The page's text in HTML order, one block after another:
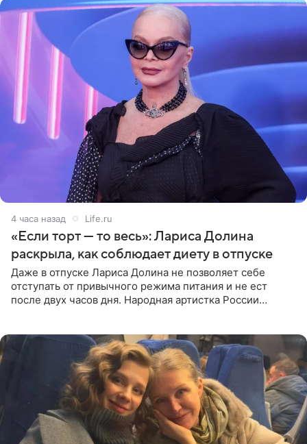
4 часа назад Life.ru
«Если торт — то весь»: Лариса Долина
раскрыла, как соблюдает диету в отпуске
Даже в отпуске Лариса Долина не позволяет себе
отступать от привычного режима питания и не ест
после двух часов дня. Народная артистка России